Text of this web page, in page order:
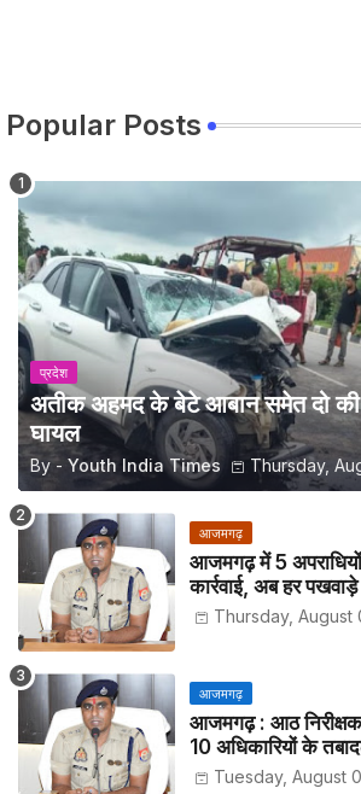
Popular Posts
प्रदेश
अतीक अहमद के बेटे आबान समेत दो की
घायल
By - Youth India Times Thursday,
आजमगढ़
आजमगढ़ में 5
कार्रवाई, अब हर
हाजिरीThursday, August
आजमगढ़
आजमगढ़ : आठ
10 अधिकारियों के
Tuesday, August